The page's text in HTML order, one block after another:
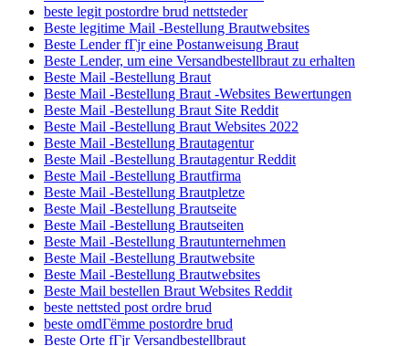
beste legit postordre brud nettsteder
Beste legitime Mail -Bestellung Brautwebsites
Beste Lender fГјr eine Postanweisung Braut
Beste Lender, um eine Versandbestellbraut zu erhalten
Beste Mail -Bestellung Braut
Beste Mail -Bestellung Braut -Websites Bewertungen
Beste Mail -Bestellung Braut Site Reddit
Beste Mail -Bestellung Braut Websites 2022
Beste Mail -Bestellung Brautagentur
Beste Mail -Bestellung Brautagentur Reddit
Beste Mail -Bestellung Brautfirma
Beste Mail -Bestellung Brautpletze
Beste Mail -Bestellung Brautseite
Beste Mail -Bestellung Brautseiten
Beste Mail -Bestellung Brautunternehmen
Beste Mail -Bestellung Brautwebsite
Beste Mail -Bestellung Brautwebsites
Beste Mail bestellen Braut Websites Reddit
beste nettsted post ordre brud
beste omdГёmme postordre brud
Beste Orte fГјr Versandbestellbraut